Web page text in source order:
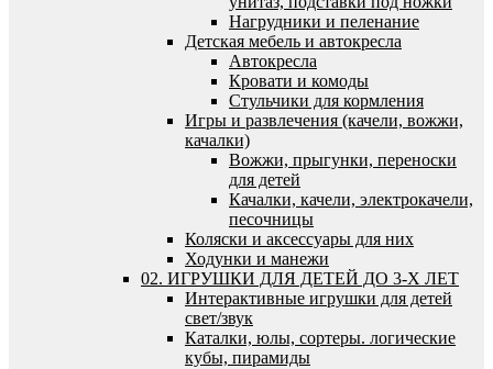
Нагрудники и пеленание
Детская мебель и автокресла
Автокресла
Кровати и комоды
Стульчики для кормления
Игры и развлечения (качели, вожжи,
качалки)
Вожжи, прыгунки, переноски
для детей
Качалки, качели, электрокачели,
песочницы
Коляски и аксессуары для них
Ходунки и манежи
02. ИГРУШКИ ДЛЯ ДЕТЕЙ ДО 3-Х ЛЕТ
Интерактивные игрушки для детей
свет/звук
Каталки, юлы, сортеры. логические
кубы, пирамиды